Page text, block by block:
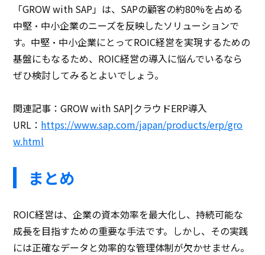
「GROW with SAP」は、SAPの顧客の約80%を占める
中堅・中小企業のニーズを反映したソリューションで
す。中堅・中小企業にとってROIC経営を実現するための
基盤にもなるため、ROIC経営の導入に悩んでいるなら
ぜひ検討してみるとよいでしょう。
関連記事：GROW with SAP|クラウドERP導入
URL： https://www.sap.com/japan/products/erp/gro
w.html
まとめ
ROIC経営は、企業の資本効率を最大化し、持続可能な
成長を目指すための重要な手法です。しかし、その実践
には正確なデータと効率的な管理体制が欠かせません。